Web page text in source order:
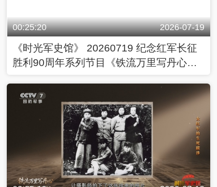
00:25:20 2026-07-19
《时光军史馆》 20260719 纪念红军长征
胜利90周年系列节目《铁流万里写丹心》